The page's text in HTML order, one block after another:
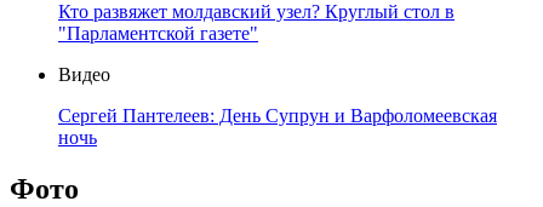
Кто развяжет молдавский узел? Круглый стол в
"Парламентской газете"
Видео
Сергей Пантелеев: День Супрун и Варфоломеевская
ночь
Фото